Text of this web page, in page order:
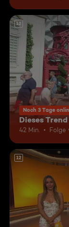
12
Noch 3 Tage
Dieses
42 Min. Folge
12